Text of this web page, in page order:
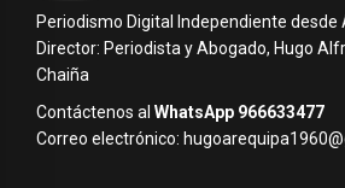
Periodismo Digital Independiente desde
Director: Periodista y Abogado, Hugo
Chaiña
Contáctenos al WhatsApp 966633477
Correo electrónico: